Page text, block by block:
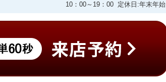
10：00～19：00 定休日:年末年始